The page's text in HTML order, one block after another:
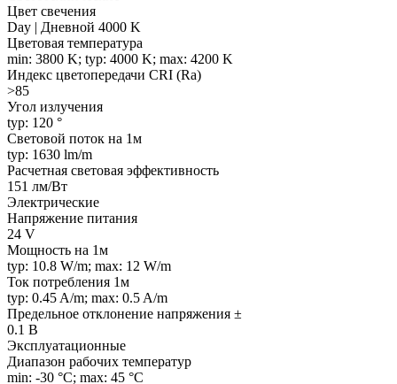
Цвет свечения
Day | Дневной 4000 K
Цветовая температура
min: 3800 K; typ: 4000 K; max: 4200 K
Индекс цветопередачи CRI (Ra)
>85
Угол излучения
typ: 120 °
Световой поток на 1м
typ: 1630 lm/m
Расчетная световая эффективность
151 лм/Вт
Электрические
Напряжение питания
24 V
Мощность на 1м
typ: 10.8 W/m; max: 12 W/m
Ток потребления 1м
typ: 0.45 A/m; max: 0.5 A/m
Предельное отклонение напряжения ±
0.1 В
Эксплуатационные
Диапазон рабочих температур
min: -30 °C; max: 45 °C